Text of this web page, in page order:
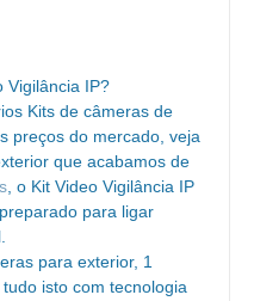
Vigilância IP?
Kits de câmeras de
preços do mercado, veja
que acabamos de
, o Kit Video Vigilância IP
para ligar
para exterior, 1
isto com tecnologia